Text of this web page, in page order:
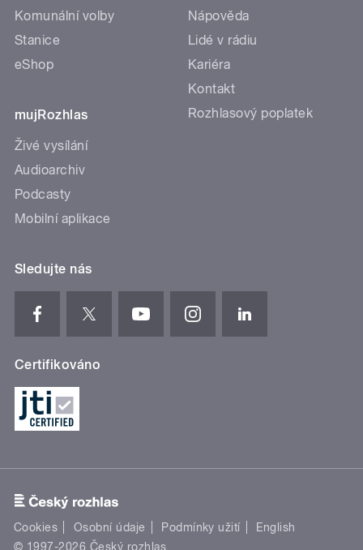
Komunální volby
Stanice
eShop
mujRozhlas
Živé vysílání
Audioarchiv
Podcasty
Mobilní aplikace
Nápověda
Lidé v rádiu
Kariéra
Kontakt
Rozhlasový poplatek
Sledujte nás
Certifikováno
Cookies Osobní údaje Podmínky užití
English
© 1997-2026 Český rozhlas